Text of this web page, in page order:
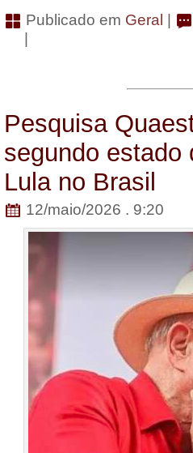
Publicado em Geral |
|
Pesquisa
segundo estado
Lula no Brasil
12/maio/2026 . 9:20